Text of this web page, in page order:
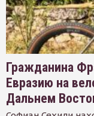
Гражданина
Евразию на
Дальнем